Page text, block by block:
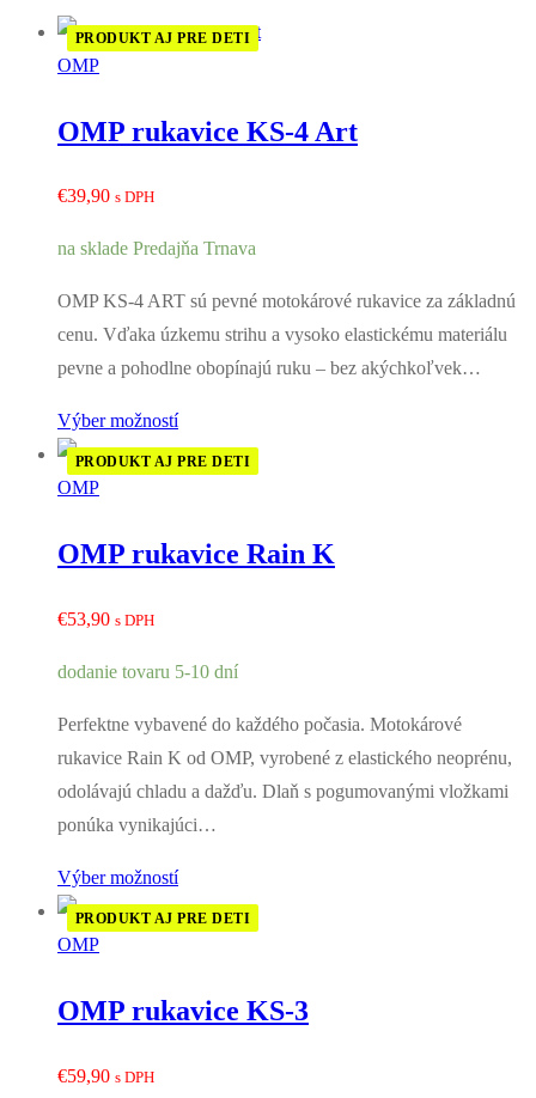
OMP
PRODUKT AJ PRE DETI
OMP rukavice KS-4 Art
€39,90 s DPH
na sklade Predajňa Trnava
OMP KS-4 ART sú pevné motokárové rukavice za základnú
cenu. Vďaka úzkemu strihu a vysoko elastickému materiálu
pevne a pohodlne obopínajú ruku – bez akýchkoľvek…
Výber možností
OMP
PRODUKT AJ PRE DETI
OMP rukavice Rain K
€53,90 s DPH
dodanie tovaru 5-10 dní
Perfektne vybavené do každého počasia. Motokárové
rukavice Rain K od OMP, vyrobené z elastického neoprénu,
odolávajú chladu a dažďu. Dlaň s pogumovanými vložkami
ponúka vynikajúci…
Výber možností
OMP
PRODUKT AJ PRE DETI
OMP rukavice KS-3
€59,90 s DPH